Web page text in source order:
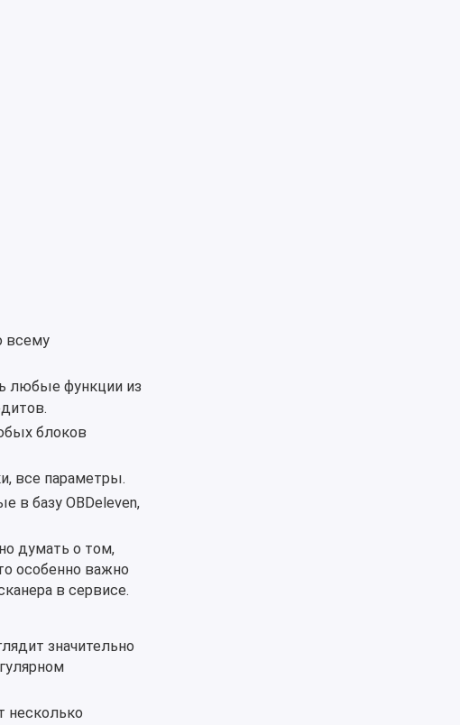
всему
любые функции из
блоков
все параметры.
в базу OBDeleven,
думать о том,
особенно важно
в сервисе.
значительно
несколько